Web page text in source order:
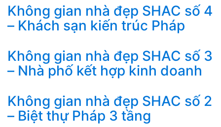
Không gian nhà đẹp SHAC số 4
– Khách sạn kiến trúc Pháp
Không gian nhà đẹp SHAC số 3
– Nhà phố kết hợp kinh doanh
Không gian nhà đẹp SHAC số 2
– Biệt thự Pháp 3 tầng